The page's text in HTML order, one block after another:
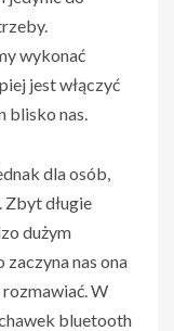
wykonać
jest włączyć
blisko nas.
dla osób,
długie
dużym
nas ona
rozmawiać. W
bluetooth